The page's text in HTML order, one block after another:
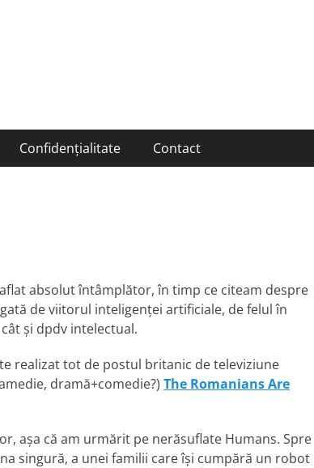
Confidențialitate Contact
absolut întâmplător, în timp ce citeam despre
de viitorul inteligenței artificiale, de felul în
și dpdv intelectual.
realizat tot de postul britanic de televiziune
dramă+comedie?) The Romanians Are
așa că am urmărit pe nerăsuflate Humans. Spre
singură, a unei familii care își cumpără un robot